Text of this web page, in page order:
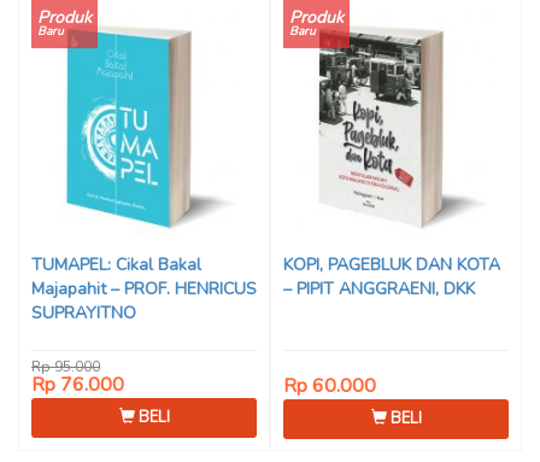
Produk
Baru
TUMAPEL: Cikal Bakal
Majapahit – PROF. HENRICUS
SUPRAYITNO
Rp 95.000
Rp 76.000
BELI
Produk
Baru
KOPI, PAGEBLUK DAN KOTA
– PIPIT ANGGRAENI, DKK
Rp 60.000
BELI